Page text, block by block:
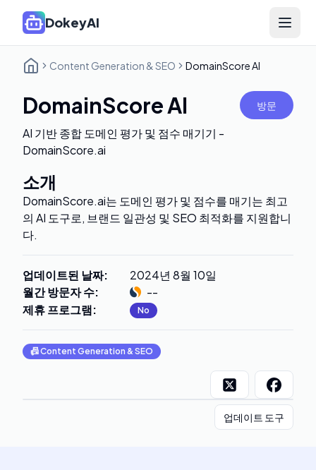
DokeyAI Open
Content Generation & SEO DomainScore AI
DomainScore AI 방문
AI 기반 종합 도메인 평가 및 점수 매기기 -
DomainScore.ai
소개
DomainScore.ai는 도메인 평가 및 점수를 매기는 최고
의 AI 도구로, 브랜드 일관성 및 SEO 최적화를 지원합니
다.
업데이트된 날짜:
2024년 8월 10일
월간 방문자 수:
--
제휴 프로그램: No
📠Content Generation & SEO
업데이트 도구